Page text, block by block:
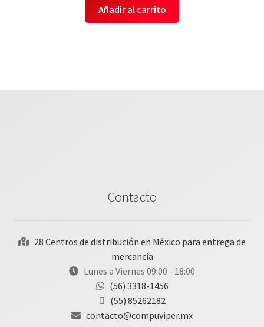
Añadir al carrito
Contacto
28 Centros de distribución en México para entrega de
mercancía
Lunes a Viernes 09:00 - 18:00
(56) 3318-1456
(55) 85262182
contacto@compuviper.mx